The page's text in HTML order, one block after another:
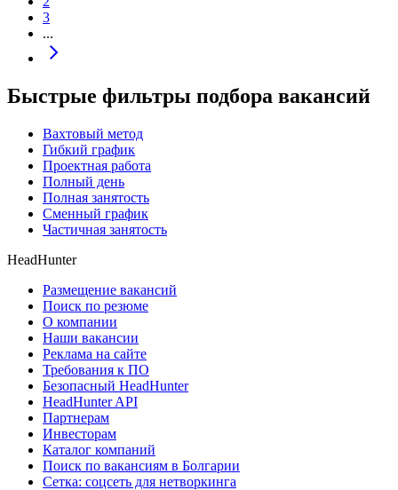
3
...
Быстрые фильтры подбора вакансий
Вахтовый метод
Гибкий график
Проектная работа
Полный день
Полная занятость
Сменный график
Частичная занятость
HeadHunter
Размещение вакансий
Поиск по резюме
О компании
Наши вакансии
Реклама на сайте
Требования к ПО
Безопасный HeadHunter
HeadHunter API
Партнерам
Инвесторам
Каталог компаний
Поиск по вакансиям в Болгарии
Сетка: соцсеть для нетворкинга